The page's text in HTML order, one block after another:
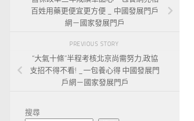
百姓用藥更便宜更方便 _ 中國發展門戶
網－國家發展門戶
PREVIOUS STORY
“大氣十條”半程考核北京尚需努力,政協
支招不得不看! _一包養心得 中國發展門
戶網－國家發展門戶
搜尋